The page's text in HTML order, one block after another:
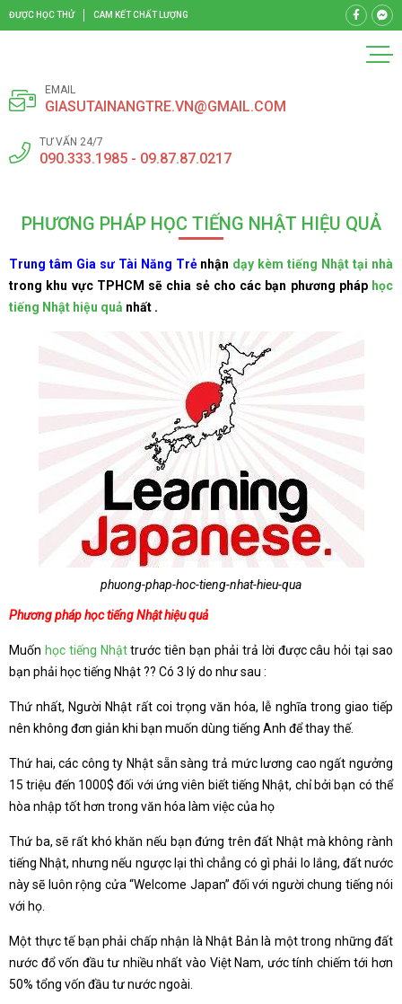
ĐƯỢC HỌC THỬ CAM KẾT CHẤT LƯỢNG
EMAIL
GIASUTAINANGTRE.VN@GMAIL.COM
TƯ VẤN 24/7
090.333.1985 - 09.87.87.0217
PHƯƠNG PHÁP HỌC TIẾNG NHẬT HIỆU QUẢ
Trung tâm Gia sư Tài Năng Trẻnhận dạy kèm tiếng Nhật tại nhà
trong khu vực TPHCM sẽ chia sẻ cho các bạn phương pháp học
tiếng Nhật hiệu quả nhất .
phuong-phap-hoc-tieng-nhat-hieu-qua
Phương pháp học tiếng Nhật hiệu quả
Muốn học tiếng Nhậttrước tiên bạn phải trả lời được câu hỏi tại sao
bạn phải học tiếng Nhật ?? Có 3 lý do như sau :
Thứ nhất, Người Nhật rất coi trọng văn hóa, lễ nghĩa trong giao tiếp
nên không đơn giản khi bạn muốn dùng tiếng Anh để thay thế.
Thứ hai, các công ty Nhật sẵn sàng trả mức lương cao ngất ngưởng
15 triệu đến 1000$ đối với ứng viên biết tiếng Nhật, chỉ bởi bạn có thể
hòa nhập tốt hơn trong văn hóa làm việc của họ
Thứ ba, sẽ rất khó khăn nếu bạn đứng trên đất Nhật mà không rành
tiếng Nhật, nhưng nếu ngược lại thì chẳng có gì phải lo lắng, đất nước
này sẽ luôn rộng cửa “Welcome Japan” đối với người chung tiếng nói
với họ.
Một thực tế bạn phải chấp nhận là Nhật Bản là một trong những đất
nước đổ vốn đầu tư nhiều nhất vào Việt Nam, ước tính chiếm tới hơn
50% tổng vốn đầu tư nước ngoài.